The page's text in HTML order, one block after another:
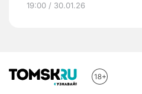
19:00 / 30.01.26